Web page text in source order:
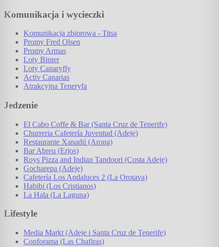
Komunikacja i wycieczki
Komunikacja zbiorowa - Titsa
Promy Fred Olsen
Promy Armas
Loty Binter
Loty Canaryfly
Activ Canarias
Atrakcyjna Teneryfa
Jedzenie
El Cabo Coffe & Bar (Santa Cruz de Tenerife)
Churreria Cafetería Juventud (Adeje)
Restaurante Xanadú (Arona)
Bar Abreu (Erjos)
Roys Pizza and Indian Tandoori (Costa Adeje)
Gocharepa (Adeje)
Cafetería Los Andaluces 2 (La Orotava)
Habibi (Los Cristianos)
La Hala (La Laguna)
Lifestyle
Media Markt (Adeje i Santa Cruz de Tenerife)
Conforama (Las Chafiras)